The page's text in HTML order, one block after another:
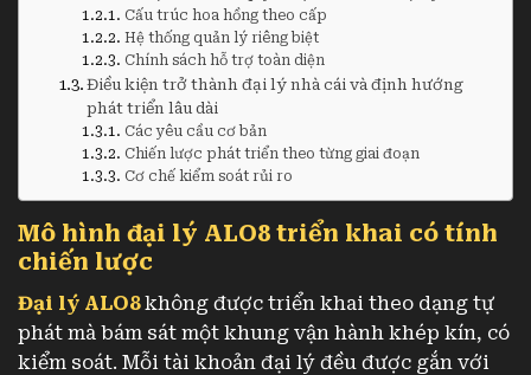
Cấu trúc hoa hồng theo cấp
Hệ thống quản lý riêng biệt
Chính sách hỗ trợ toàn diện
Điều kiện trở thành đại lý nhà cái và định hướng
phát triển lâu dài
Các yêu cầu cơ bản
Chiến lược phát triển theo từng giai đoạn
Cơ chế kiểm soát rủi ro
Mô hình đại lý ALO8 triển khai có tính
chiến lược
Đại lý ALO8không được triển khai theo dạng tự
phát mà bám sát một khung vận hành khép kín, có
kiểm soát. Mỗi tài khoản đại lý đều được gắn với